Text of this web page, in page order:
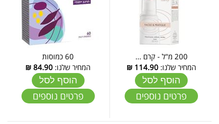
200 מ"ל - קרם ...
המחיר שלנו: 114.90
₪
הוסף לסל
פרטים נוספים
60 כמוסות
המחיר שלנו: 84.90
₪
הוסף לסל
פרטים נוספים